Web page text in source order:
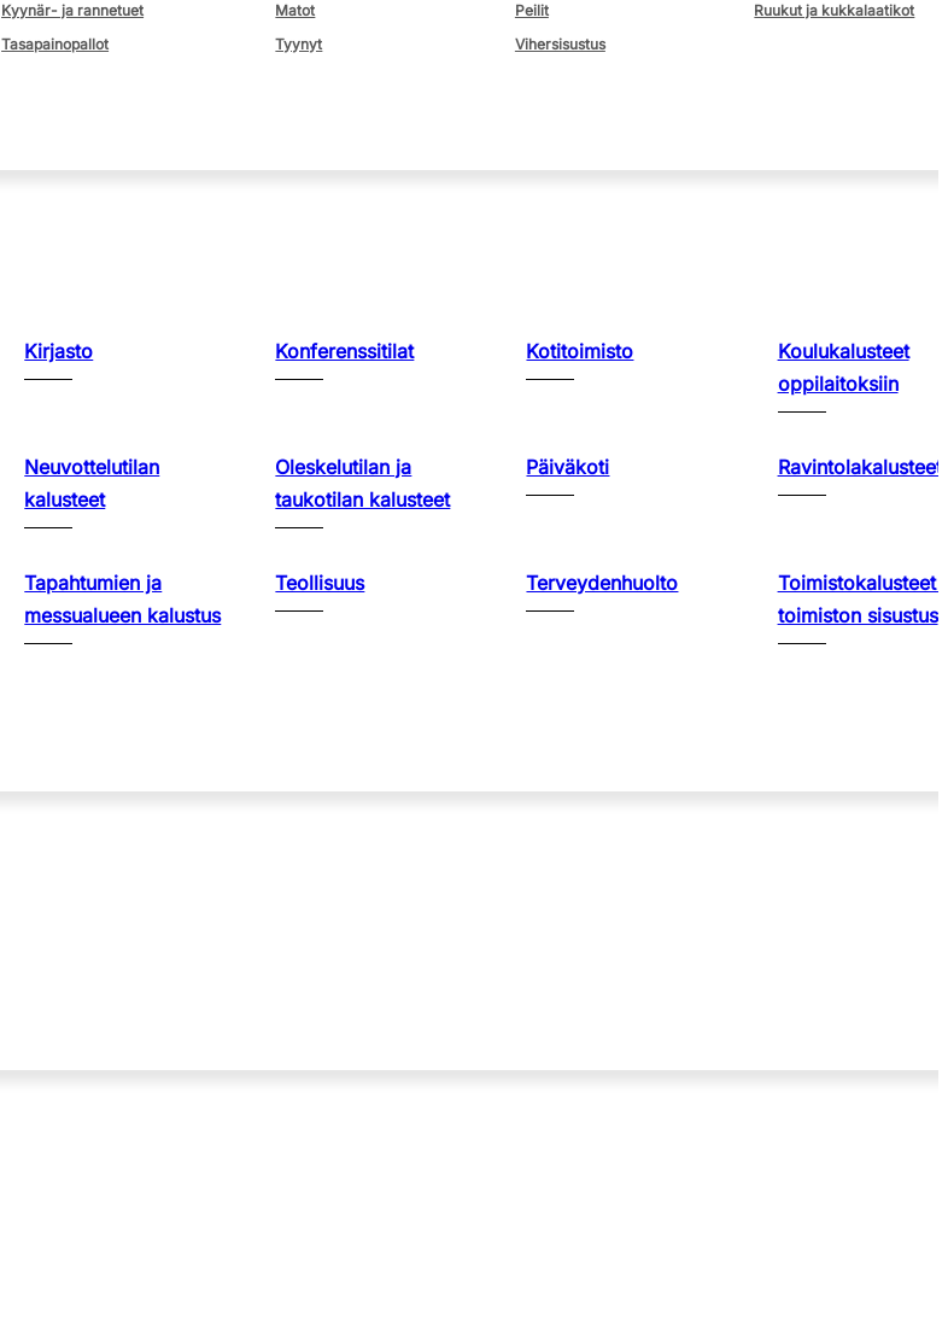
Kyynär- ja rannetuet
Tasapainopallot
Matot
Peilit
Ruukut ja kukkalaatikot
Tyynyt
Vihersisustus
Kirjasto Konferenssitilat Kotitoimisto
Koulukalusteet
oppilaitoksiin
Neuvottelutilan
kalusteet
Oleskelutilan ja
taukotilan kalusteet
Päiväkoti Ravintolakalusteet
Tapahtumien ja
messualueen kalustus
Teollisuus Terveydenhuolto
Toimistokalusteet
toimiston sisustus